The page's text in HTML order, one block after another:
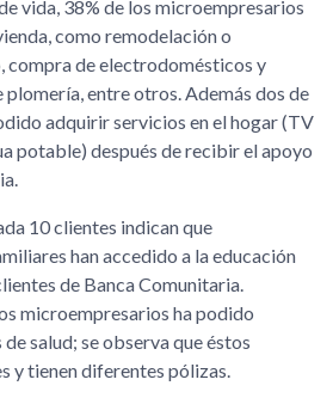
vida, 38% de los microempresarios
como remodelación o
compra de electrodomésticos y
entre otros. Además dos de
adquirir servicios en el hogar (TV
potable) después de recibir el apoyo
10 clientes indican que
han accedido a la educación
de Banca Comunitaria.
microempresarios ha podido
salud; se observa que éstos
y tienen diferentes pólizas.